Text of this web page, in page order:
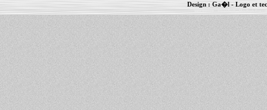
Design : Ga�l- Logo et